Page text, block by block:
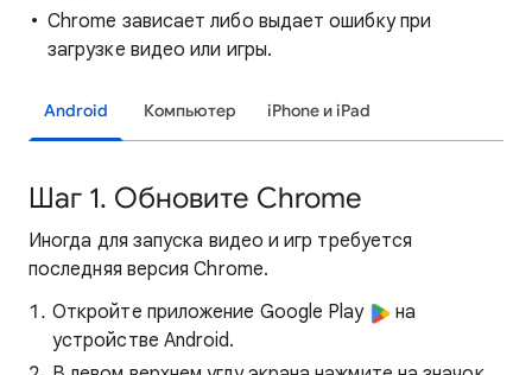
Chrome зависает либо выдает ошибку при
загрузке видео или игры.
Android Компьютер iPhone и iPad
Шаг 1. Обновите Chrome
Иногда для запуска видео и игр требуется
последняя версия Chrome.
Откройте приложение Google Play
на
устройстве Android.